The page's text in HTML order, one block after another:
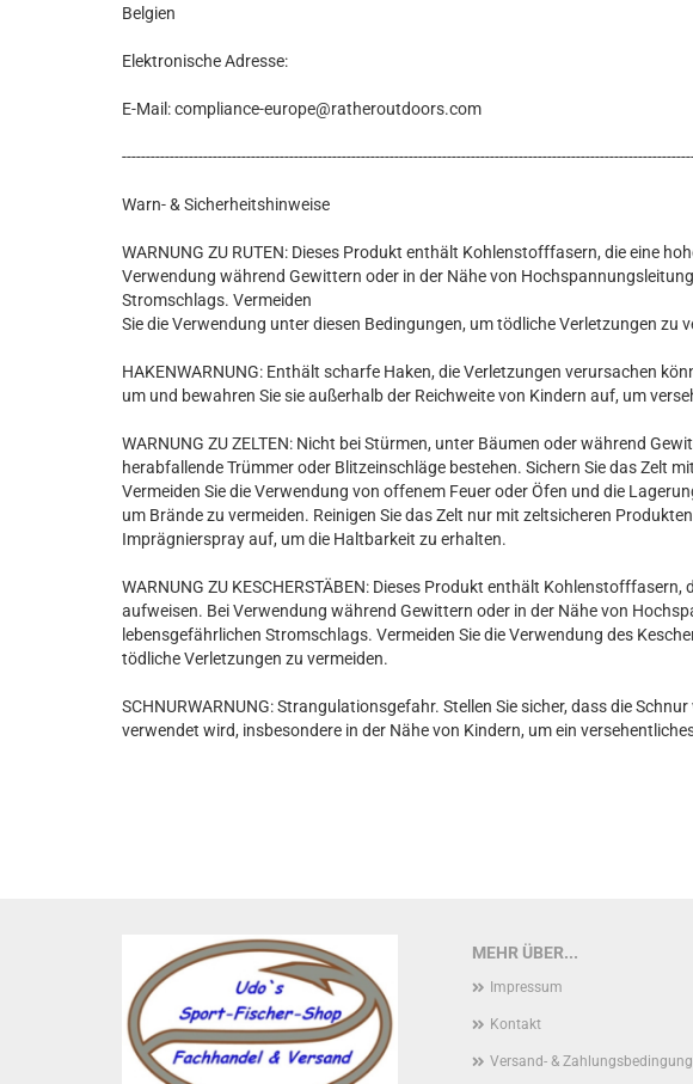
Belgien
Elektronische Adresse:
E-Mail: compliance-europe@ratheroutdoors.com
Warn- & Sicherheitshinweise
WARNUNG ZU RUTEN: Dieses Produkt enthält Kohlenstofffasern, die eine
Verwendung während Gewittern oder in der Nähe von
Stromschlags. Vermeiden
Sie die Verwendung unter diesen Bedingungen, um tödliche Verletzungen zu
HAKENWARNUNG: Enthält scharfe Haken, die Verletzungen verursachen
um und bewahren Sie sie außerhalb der Reichweite von Kindern auf, um
WARNUNG ZU ZELTEN: Nicht bei Stürmen, unter Bäumen oder während
herabfallende Trümmer oder Blitzeinschläge bestehen. Sichern Sie das Zelt
Vermeiden Sie die Verwendung von offenem Feuer oder Öfen und die
um Brände zu vermeiden. Reinigen Sie das Zelt nur mit zeltsicheren
Imprägnierspray auf, um die Haltbarkeit zu erhalten.
WARNUNG ZU KESCHERSTÄBEN: Dieses Produkt enthält
aufweisen. Bei Verwendung während Gewittern oder in der Nähe von
lebensgefährlichen Stromschlags. Vermeiden Sie die Verwendung des
tödliche Verletzungen zu vermeiden.
SCHNURWARNUNG: Strangulationsgefahr. Stellen Sie sicher, dass die
verwendet wird, insbesondere in der Nähe von Kindern, um ein
MEHR ÜBER...
Impressum
Kontakt
Versand- &